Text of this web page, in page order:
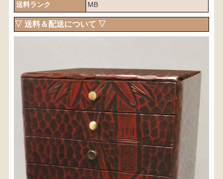
送料ランク
MB
▽ 送料＆配送について ▽
・商品代金に送料は含まれておりません。
・送料は、商品のサイズ・発送先地域によって異なり
ます。
・ご購入手続きを進める途中で「宅急便」を選択いた
だくと、自動的に送料が加算されます。
・配送についての詳細は、こちら →
【送料を確認する】
お届け先、送料ランクを選択する事で送料が表
示されます。